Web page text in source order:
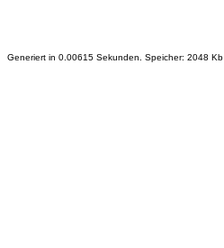
Generiert in 0.00615 Sekunden. Speicher: 2048 Kb